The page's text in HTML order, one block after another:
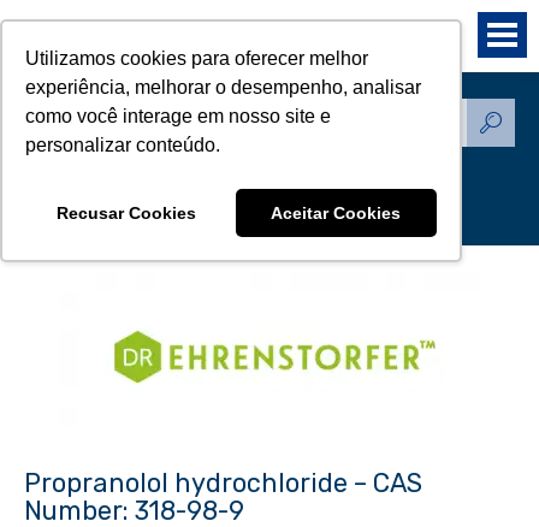
Utilizamos cookies para oferecer melhor
experiência, melhorar o desempenho, analisar
como você interage em nosso site e
personalizar conteúdo.
Recusar Cookies Aceitar Cookies
Produtos - Padrões de
Propranolol hydrochloride – CAS
Number: 318-98-9